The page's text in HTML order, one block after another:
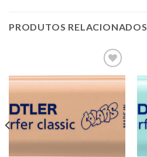
PRODUTOS RELACIONADOS
wishlist